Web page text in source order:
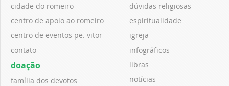
cidade do romeiro
centro de apoio ao romeiro
centro de eventos pe. vitor
contato
doação
família dos devotos
dúvidas religiosas
espiritualidade
igreja
infográficos
libras
notícias